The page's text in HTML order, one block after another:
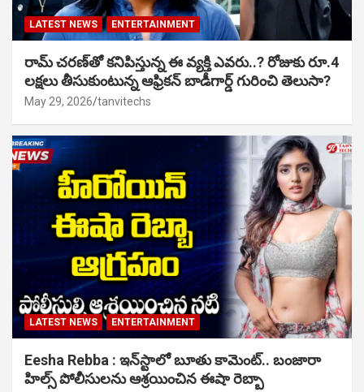
LATEST NEWS ENTERTAINMENT
రామ్ చరణ్‌తో కనిపిస్తున్న ఈ వ్యక్తి ఎవరు..? రోజుకు రూ.4
లక్షలు తీసుకుంటున్న ఆఫ్రికన్ బాడీగార్డ్ గురించి తెలుసా?
May 29, 2026 tanvitechs
LATEST NEWS ENTERTAINMENT
Eesha Rebba : ఇన్‌స్టాలో బూతు కామెంట్.. బంజారా
హిల్స్ పోలీసులను ఆశ్రయించిన ఈషా రెబ్బా